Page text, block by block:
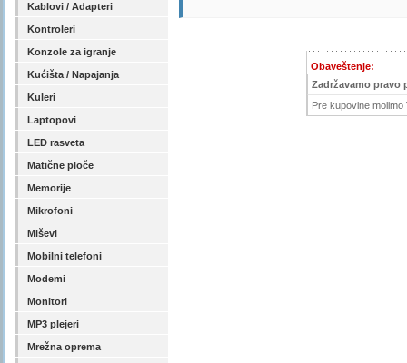
Kablovi / Adapteri
Kontroleri
Konzole za igranje
Kućišta / Napajanja
Kuleri
Laptopovi
LED rasveta
Matične ploče
Memorije
Mikrofoni
Miševi
Mobilni telefoni
Modemi
Monitori
MP3 plejeri
Mrežna oprema
Obaveštenje:
Zadržavamo pravo
Pre kupovine